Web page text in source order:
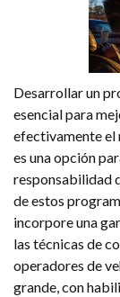
Desarrollar un
esencial para
efectivamente el
es una opción
responsabilidad
de estos
incorpore una
las técnicas de
operadores de
grande, con